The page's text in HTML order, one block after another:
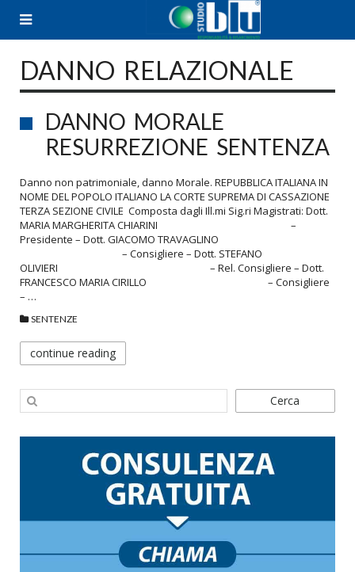
DANNO RELAZIONALE
DANNO MORALE
RESURREZIONE SENTENZA
Danno non patrimoniale, danno Morale. REPUBBLICA ITALIANA IN
NOME DEL POPOLO ITALIANO LA CORTE SUPREMA DI CASSAZIONE
TERZA SEZIONE CIVILE Composta dagli Ill.mi Sig.ri Magistrati: Dott.
MARIA MARGHERITA CHIARINI –
Presidente – Dott. GIACOMO TRAVAGLINO
– Consigliere – Dott. STEFANO
OLIVIERI – Rel. Consigliere – Dott.
FRANCESCO MARIA CIRILLO – Consigliere
– …
SENTENZE
continue reading
Cerca